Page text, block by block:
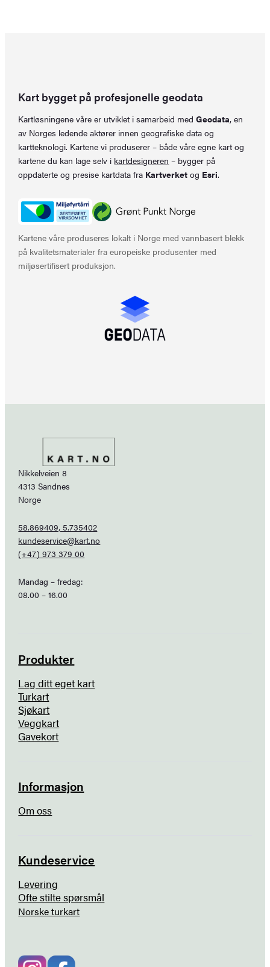
Kart bygget på profesjonelle geodata
Kartløsningene våre er utviklet i samarbeid medGeodata, en
av Norges ledende aktører innen geografiske data og
kartteknologi. Kartene vi produserer – både våre egne kart og
kartene du kan lage selv i kartdesigneren – bygger på
oppdaterte og presise kartdata fra Kartverket og Esri.
Kartene våre produseres lokalt i Norge med vannbasert blekk
på kvalitetsmaterialer fra europeiske produsenter med
miljøsertifisert produksjon.
Nikkelveien 8
4313 Sandnes
Norge
58.869409, 5.735402
kundeservice@kart.no
(+47) 973 379 00
Mandag – fredag:
08.00 – 16.00
Produkter
Lag ditt eget kart
Turkart
Sjøkart
Veggkart
Gavekort
Informasjon
Om oss
Kundeservice
Levering
Ofte stilte spørsmål
Norske turkart